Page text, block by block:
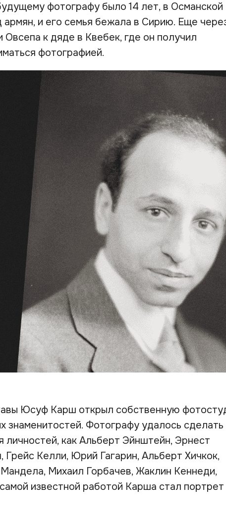
фотографу было 14 лет, в Османской
армян, и его семья бежала в Сирию. Еще
Овсепа к дяде в Квебек, где он получил
фотографией.
Юсуф Карш открыл собственную
знаменитостей. Фотографу удалось сделать
личностей, как Альберт Эйнштейн, Эрнест
Грейс Келли, Юрий Гагарин, Альберт Хичкок,
Михаил Горбачев, Жаклин Кеннеди,
известной работой Карша стал портрет